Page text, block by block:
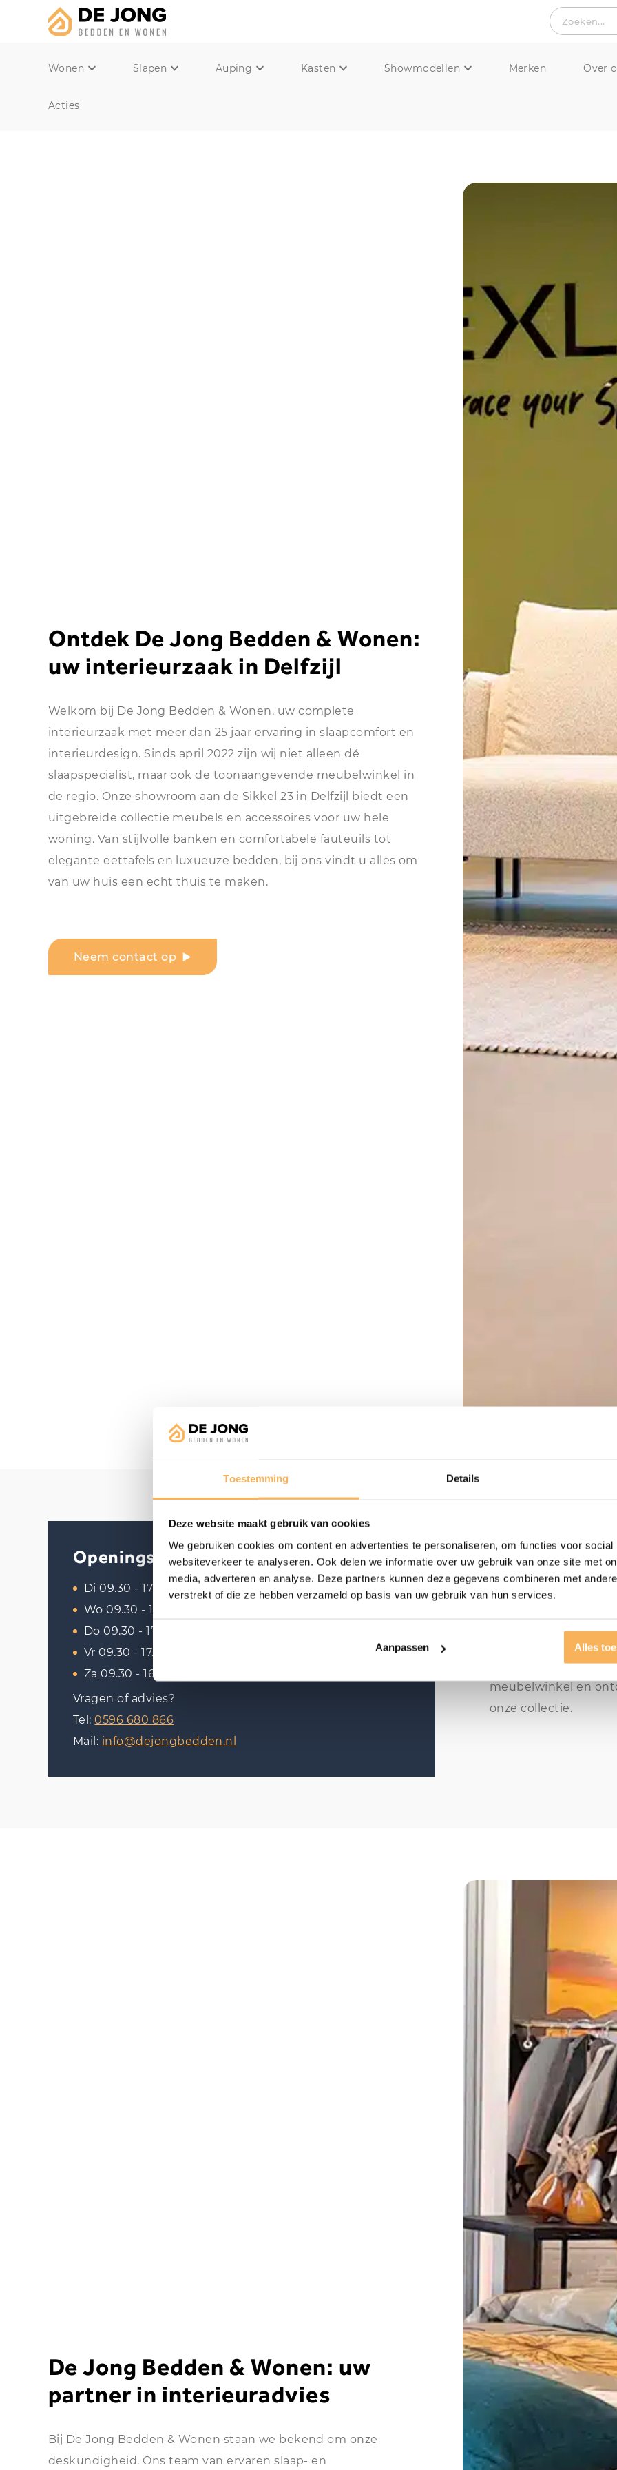
Toestemming Details
Deze website maakt gebruik van cookies
We gebruiken cookies om content en advertenties te personaliseren, om functies voor social
websiteverkeer te analyseren. Ook delen we informatie over uw gebruik van onze site met
media, adverteren en analyse. Deze partners kunnen deze gegevens combineren met
verstrekt of die ze hebben verzameld op basis van uw gebruik van hun services.
Aanpassen Alles
Zoeken...
Wonen Slapen Auping Kasten Showmodellen Merken Over
Acties
Ontdek De Jong Bedden & Wonen:
uw interieurzaak in Delfzijl
Welkom bij De Jong Bedden & Wonen, uw complete
interieurzaak met meer dan 25 jaar ervaring in slaapcomfort en
interieurdesign. Sinds april 2022 zijn wij niet alleen dé
slaapspecialist, maar ook de toonaangevende meubelwinkel in
de regio. Onze showroom aan de Sikkel 23 in Delfzijl biedt een
uitgebreide collectie meubels en accessoires voor uw hele
woning. Van stijlvolle banken en comfortabele fauteuils tot
elegante eettafels en luxueuze bedden, bij ons vindt u alles om
van uw huis een echt thuis te maken.
Neem contact op
Openingstijden
Di 09.30 - 17.30
Wo 09.30 - 17.30
Do 09.30 - 17.30
Vr 09.30 - 17.30
Za 09.30 - 16.30
Vragen of advies?
Tel:0596 680 866
Mail: info@dejongbedden.nl
De Jong
Laat u inspireren in
trendy staan- en
meubels van
wij diverse
aansluit bij uw
meubelwinkel en
onze collectie.
De Jong Bedden & Wonen: uw
partner in interieuradvies
Bij De Jong Bedden & Wonen staan we bekend om onze
deskundigheid. Ons team van ervaren slaap- en